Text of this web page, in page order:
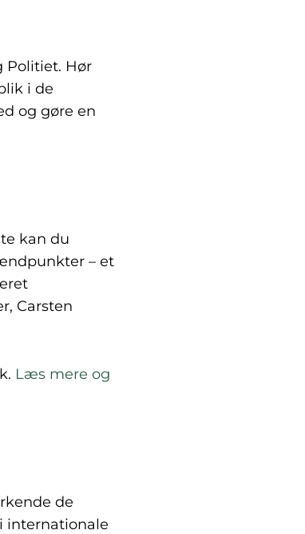
Politiet. Hør
i de
og gøre en
kan du
– et
Carsten
Læs mere og
de
internationale